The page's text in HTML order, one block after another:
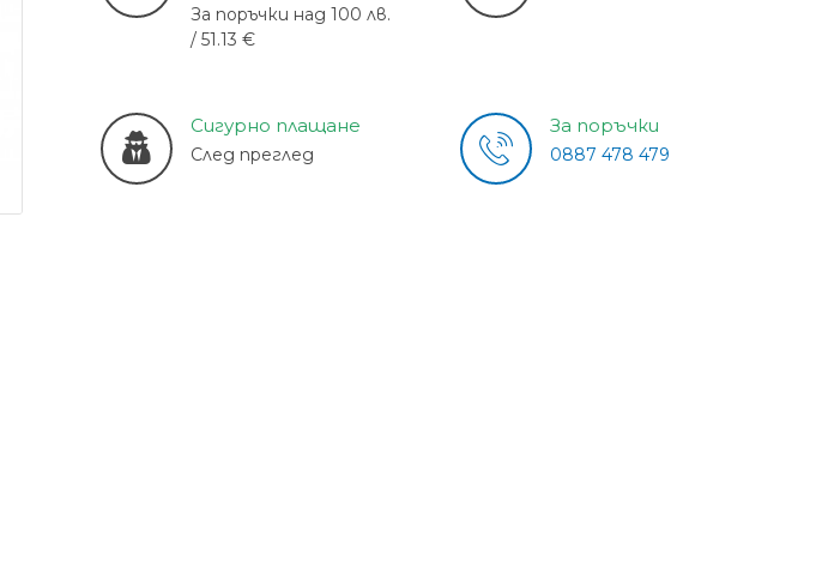
За поръчки над 100 лв.
/ 51.13 €
Сигурно плащане
След преглед
За поръчки
0887 478 479